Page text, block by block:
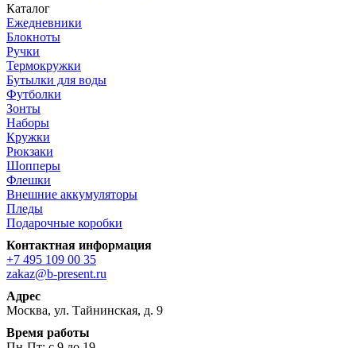
Каталог
Ежедневники
Блокноты
Ручки
Термокружки
Бутылки для воды
Футболки
Зонты
Наборы
Кружки
Рюкзаки
Шопперы
Флешки
Внешние аккумуляторы
Пледы
Подарочные коробки
Контактная информация
+7 495 109 00 35
zakaz@b-present.ru
Адрес
Москва, ул. Тайнинская, д. 9
Время работы